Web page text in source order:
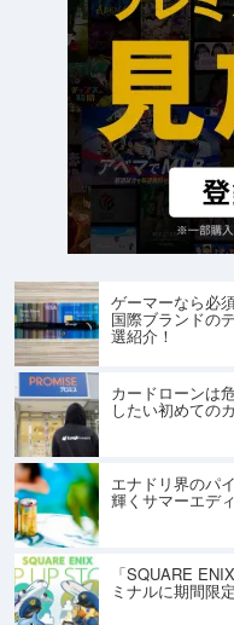
ゲーマーなら必
国際ブランドの
選紹介！
カードローンは
したい初めての
エナドリ界のパ
輝くサマーエデ
「SQUARE
ミナルに期間限